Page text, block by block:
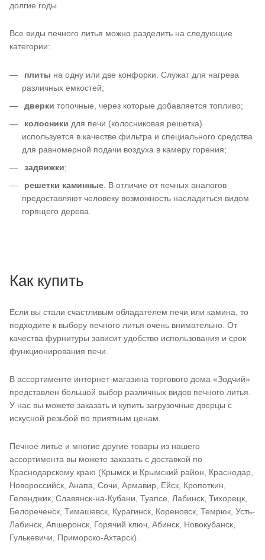
долгие годы.
Все виды печного литья можно разделить на следующие
категории:
плиты на одну или две конфорки. Служат для нагрева
различных емкостей;
дверки топочные, через которые добавляется топливо;
колосники для печи (колосниковая решетка)
используется в качестве фильтра и специального средства
для равномерной подачи воздуха в камеру горения;
задвижки;
решетки каминные. В отличие от печных аналогов
предоставляют человеку возможность насладиться видом
горящего дерева.
Как купить
Если вы стали счастливым обладателем печи или камина, то
подходите к выбору печного литья очень внимательно. От
качества фурнитуры зависит удобство использования и срок
функционирования печи.
В ассортименте интернет-магазина торгового дома «Зодчий»
представлен большой выбор различных видов печного литья.
У нас вы можете заказать и купить загрузочные дверцы с
искусной резьбой по приятным ценам.
Печное литье и многие другие товары из нашего
ассортимента вы можете заказать с доставкой по
Краснодарскому краю (Крымск и Крымский район, Краснодар,
Новороссийск, Анапа, Сочи, Армавир, Ейск, Кропоткин,
Геленджик, Славянск-на-Кубани, Туапсе, Лабинск, Тихорецк,
Белореченск, Тимашевск, Курагинск, Кореновск, Темрюк, Усть-
Лабинск, Апшеронск, Горячий ключ, Абинск, Новокубанск,
Гулькевичи, Приморско-Ахтарск).